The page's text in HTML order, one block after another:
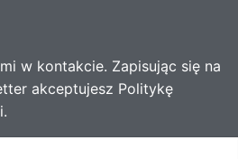
w kontakcie. Zapisując się na
akceptujesz Politykę